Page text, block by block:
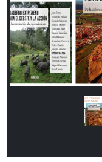
Previous